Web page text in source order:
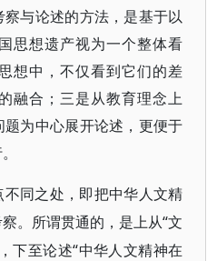
与论述的方法，是基于以
思想遗产视为一个整体看
想中，不仅看到它们的差
融合；三是从教育理念上
为中心展开论述，更便于
同之处，即把中华人文精
。所谓贯通的，是上从“文
下至论述“中华人文精神在